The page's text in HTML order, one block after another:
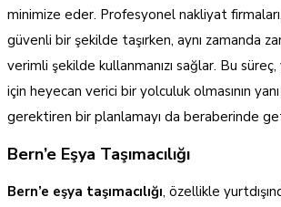
minimize eder. Profesyonel nakliyat firmaları,
güvenli bir şekilde taşırken, aynı zamanda
verimli şekilde kullanmanızı sağlar. Bu
için heyecan verici bir yolculuk olmasının
gerektiren bir planlamayı da beraberinde
Bern’e Eşya Taşımacılığı
Bern’e eşya taşımacılığı, özellikle